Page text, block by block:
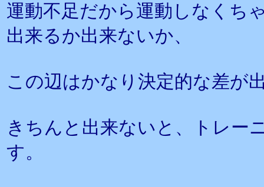
運動不足だから運動しなくち
出来るか出来ないか、
この辺はかなり決定的な差が
きちんと出来ないと、トレー
す。